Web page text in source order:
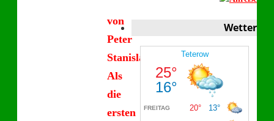
von
Peter
Stanislawski
Als
die
ersten
Wetter